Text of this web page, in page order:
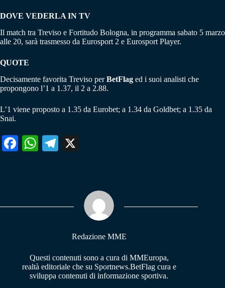
DOVE VEDERLA IN TV
Il match tra Treviso e Fortitudo Bologna, in programma sabato 5 marzo
alle 20, sarà trasmesso da Eurosport 2 e Eurosport Player.
QUOTE
Decisamente favorita Treviso perBetFlag ed i suoi analisti che
propongono l’1 a 1.37, il 2 a 2.88.
L’1 viene proposto a 1.35 da Eurobet; a 1.34 da Goldbet; a 1.35 da
Snai.
Fa W
pp
Te
m
Redazione MME
Questi contenuti sono a cura di MMEuropa,
realtà editoriale che su Sportnews.BetFlag cura e
sviluppa contenuti di informazione sportiva.